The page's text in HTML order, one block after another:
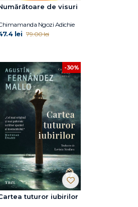
de visuri
Ngozi Adichie
lei 79.00 lei
-30%
tuturor iubirilor